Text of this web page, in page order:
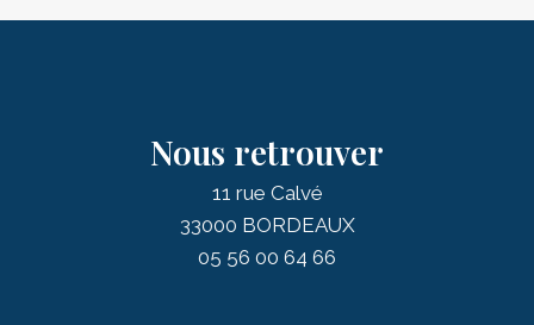
Nous retrouver
11 rue Calvé
33000 BORDEAUX
05 56 00 64 66